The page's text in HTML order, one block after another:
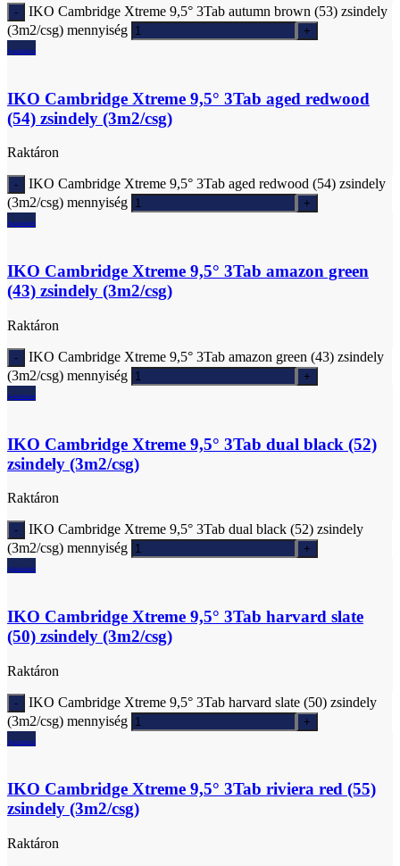
IKO Cambridge Xtreme 9,5° 3Tab autumn brown (53) zsindely
(3m2/csg) mennyiség
Ajánlatkérés
IKO Cambridge Xtreme 9,5° 3Tab aged redwood
(54) zsindely (3m2/csg)
Raktáron
IKO Cambridge Xtreme 9,5° 3Tab aged redwood (54) zsindely
(3m2/csg) mennyiség
Ajánlatkérés
IKO Cambridge Xtreme 9,5° 3Tab amazon green
(43) zsindely (3m2/csg)
Raktáron
IKO Cambridge Xtreme 9,5° 3Tab amazon green (43) zsindely
(3m2/csg) mennyiség
Ajánlatkérés
IKO Cambridge Xtreme 9,5° 3Tab dual black (52)
zsindely (3m2/csg)
Raktáron
IKO Cambridge Xtreme 9,5° 3Tab dual black (52) zsindely
(3m2/csg) mennyiség
Ajánlatkérés
IKO Cambridge Xtreme 9,5° 3Tab harvard slate
(50) zsindely (3m2/csg)
Raktáron
IKO Cambridge Xtreme 9,5° 3Tab harvard slate (50) zsindely
(3m2/csg) mennyiség
Ajánlatkérés
IKO Cambridge Xtreme 9,5° 3Tab riviera red (55)
zsindely (3m2/csg)
Raktáron